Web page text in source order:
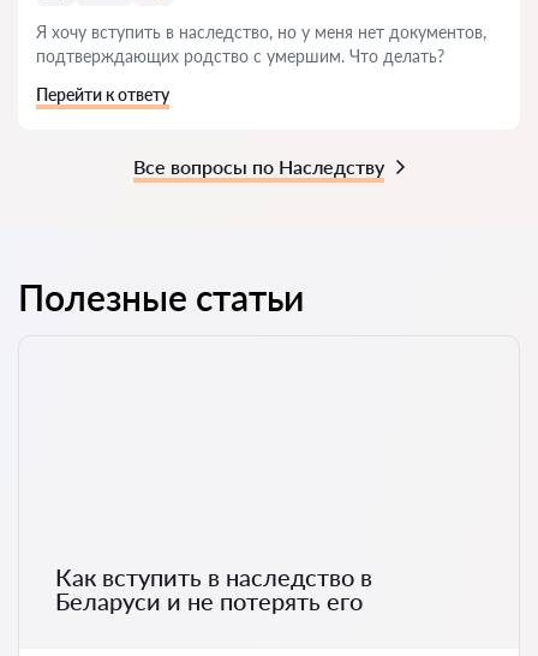
Я хочу вступить в наследство, но у меня нет документов,
подтверждающих родство с умершим. Что делать?
Перейти к ответу
Все вопросы по Наследству
Полезные статьи
Как вступить в наследство в
Беларуси и не потерять его